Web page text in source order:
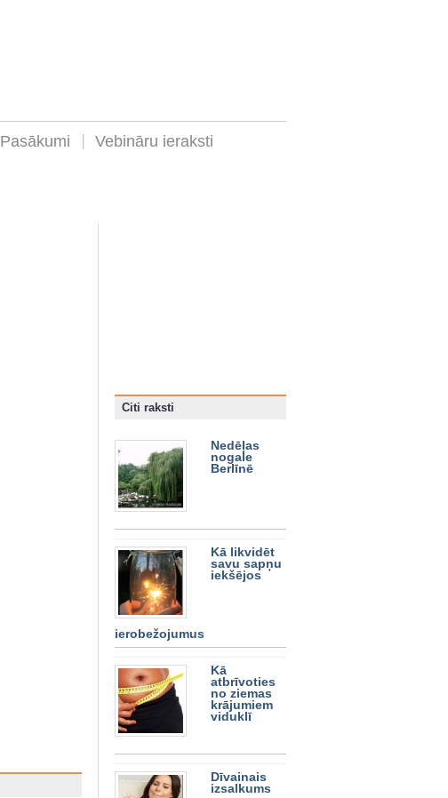
Pasākumi Vebināru ieraksti
Citi raksti
Nedēļas
nogale
Berlīnē
Kā likvidēt
savu sapņu
iekšējos
ierobežojumus
Kā
atbrīvoties
no ziemas
krājumiem
viduklī
Dīvainais
izsalkums